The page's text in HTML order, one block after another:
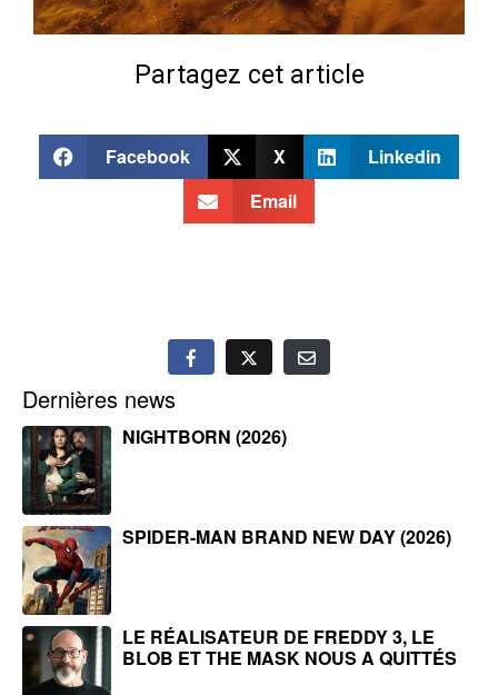
Partagez cet article
Facebook X
Linkedin
Email
Dernières news
NIGHTBORN (2026)
SPIDER-MAN BRAND NEW DAY (2026)
LE RÉALISATEUR DE FREDDY 3, LE
BLOB ET THE MASK NOUS A QUITTÉS